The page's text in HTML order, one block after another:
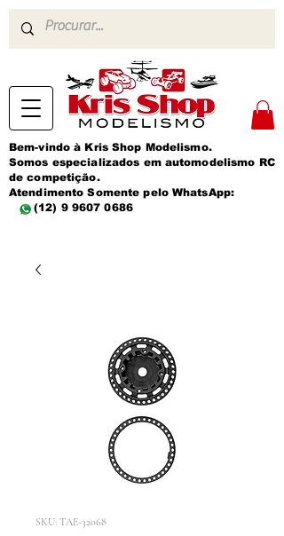
Bem-vindo à Kris Shop Modelismo.
Somos especializados em automodelismo RC
de competição.
Atendimento Somente pelo WhatsApp:
(12) 9 9607 0686
SKU: TAE-32068